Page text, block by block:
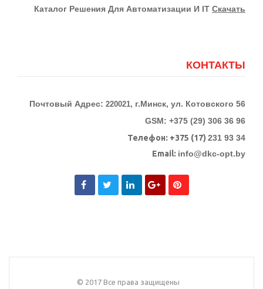
Каталог Решения Для Автоматизации И IT Скачать
КОНТАКТЫ
Почтовый Адрес: 220021, г.Минск, ул. Котовского 56
GSM: +375 (29) 306 36 96
Телефон: +375 (17) 231 93 34
Email: info@dkc-opt.by
© 2017 Все права защищены